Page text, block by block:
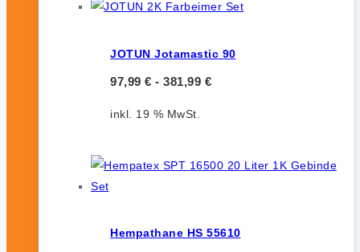
JOTUN Jotamastic 90
97,99 € - 381,99 €
inkl. 19 % MwSt.
Hempathane HS 55610